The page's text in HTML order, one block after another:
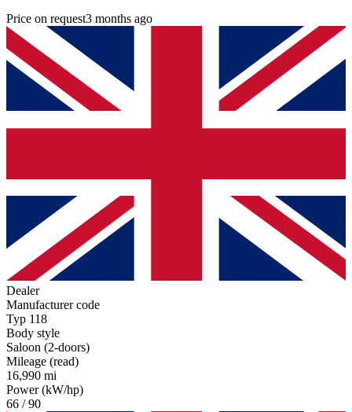
Price on request3 months ago
Dealer
Manufacturer code
Typ 118
Body style
Saloon (2-doors)
Mileage (read)
16,990 mi
Power (kW/hp)
66 / 90